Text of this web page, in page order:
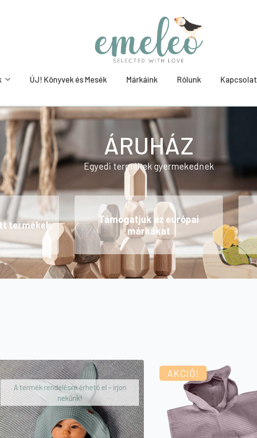
ÚJ! Könyvek és Mesék Márkáink Rólunk Kapcsolat
ÁRUHÁZ
Egyedi termékek gyermekednek
termékek
Támogatjuk az európai
márkákat
A termék rendelésre érhető el – írjon
nekünk!
AKCIÓ!